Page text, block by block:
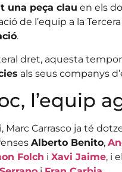
una peça clau en els
de l’equip a la
.
dret, aquesta
als seus companys
l’equip
Marc Carrasco ja té
Alberto Benito,
Folch i Xavi Jaime, i